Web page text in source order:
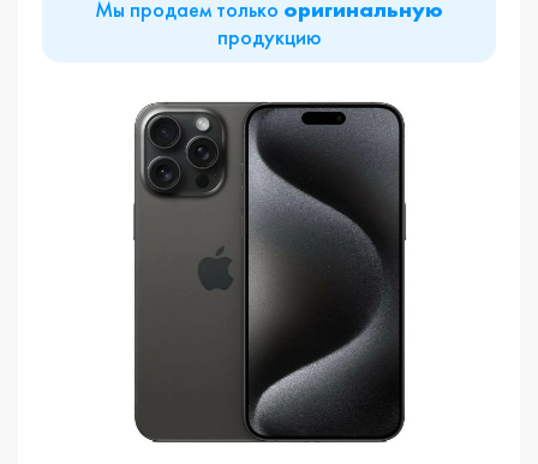
Мы продаем только оригинальную
продукцию